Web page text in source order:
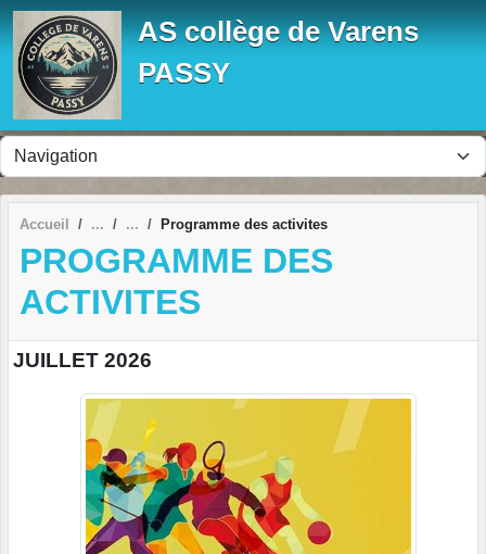
AS collège de Varens
PASSY
Accueil Programme des activites
PROGRAMME DES
ACTIVITES
JUILLET 2026
Panneau de gestion des cookies